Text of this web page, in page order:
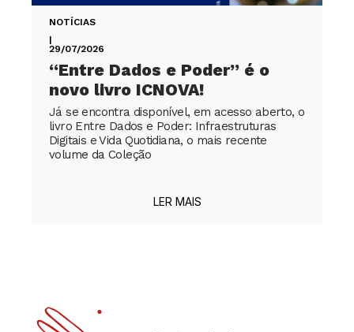
NOTÍCIAS
|
29/07/2026
“Entre Dados e Poder” é o
novo livro ICNOVA!
Já se encontra disponível, em acesso aberto, o
livro Entre Dados e Poder: Infraestruturas
Digitais e Vida Quotidiana, o mais recente
volume da Coleção
LER MAIS